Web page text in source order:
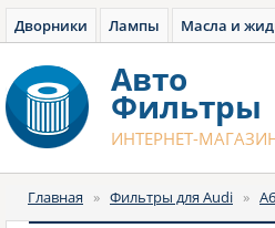
Дворники Лампы Масла и
Авто
Фильтры
ИНТЕРНЕТ-
Главная » Фильтры для Audi » A6